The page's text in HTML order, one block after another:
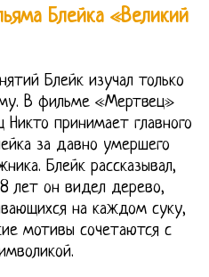
Блейка «Великий
Блейк изучал только
В фильме «Мертвец»
принимает главного
за давно умершего
Блейк рассказывал,
лет он видел дерево,
на каждом суку,
мотивы сочетаются с